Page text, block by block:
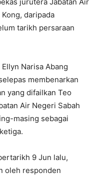
daripada
tarikh persaraan
Narisa Abang
membenarkan
yang difailkan Teo
Air Negeri Sabah
masing sebagai
9 Jun lalu,
oleh responden